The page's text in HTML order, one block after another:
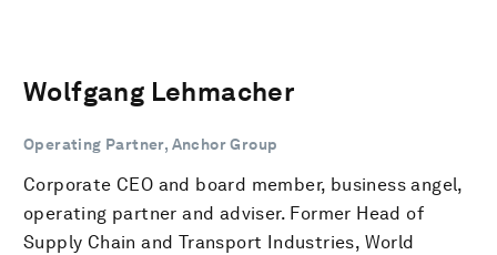
Wolfgang Lehmacher
Operating Partner, Anchor Group
Corporate CEO and board member, business angel,
operating partner and adviser. Former Head of
Supply Chain and Transport Industries, World